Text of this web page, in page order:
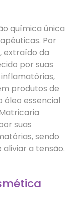
química única
Por
extraído da
por suas
produtos de
óleo essencial
suas
sendo
a tensão.